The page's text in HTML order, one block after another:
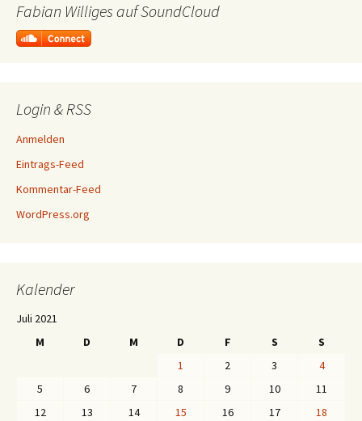
Fabian Williges auf SoundCloud
Login & RSS
Anmelden
Eintrags-Feed
Kommentar-Feed
WordPress.org
Kalender
Juli 2021
M
D M D F S
S
1
2 3
4
5
6 7 8 9 10
11
12
13 14 15 16 17
18